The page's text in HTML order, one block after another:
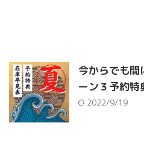
今からでも間
ーン３予約特
2022/9/19